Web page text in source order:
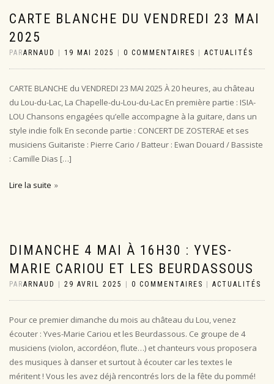
CARTE BLANCHE DU VENDREDI 23 MAI
2025
PARARNAUD 19 MAI 2025 0 COMMENTAIRES ACTUALITÉS
CARTE BLANCHE du VENDREDI 23 MAI 2025 À 20 heures, au château
du Lou-du-Lac, La Chapelle-du-Lou-du-Lac En première partie : ISIA-
LOU Chansons engagées qu’elle accompagne à la guitare, dans un
style indie folk En seconde partie : CONCERT DE ZOSTERAE et ses
musiciens Guitariste : Pierre Cario / Batteur : Ewan Douard / Bassiste
: Camille Dias […]
Lire la suite
DIMANCHE 4 MAI À 16H30 : YVES-
MARIE CARIOU ET LES BEURDASSOUS
PARARNAUD 29 AVRIL 2025 0 COMMENTAIRES ACTUALITÉS
Pour ce premier dimanche du mois au château du Lou, venez
écouter : Yves-Marie Cariou et les Beurdassous. Ce groupe de 4
musiciens (violon, accordéon, flute…) et chanteurs vous proposera
des musiques à danser et surtout à écouter car les textes le
méritent ! Vous les avez déjà rencontrés lors de la fête du pommé!